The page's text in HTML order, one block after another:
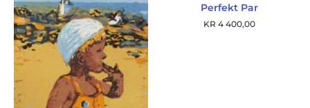
Perfekt Par
KR 4 400,00